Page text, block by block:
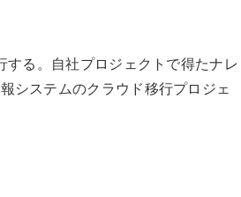
る。自社プロジェクトで得たナレ
システムのクラウド移行プロジェ